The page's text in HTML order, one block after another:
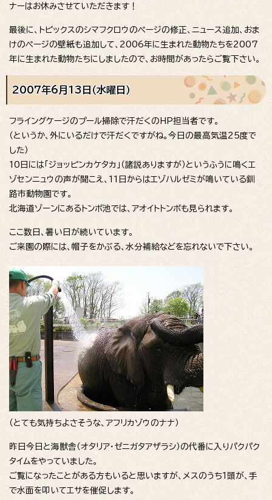
ナーはお休みさせていただきます！
最後に、トピックスのシマフクロウのページの修正、ニュース追加、おま
けのページの壁紙も追加して、2006年に生まれた動物たちを2007
年に生まれた動物たちにしましたので、お時間があったらご覧下さい。
2007年6月13日（水曜日）
フライングケージのプール掃除で汗だくのHP担当者です。
（というか、外にいるだけで汗だくですがね。今日の最高気温25度で
した）
10日には「ジョッピンカケタカ」（諸説ありますが）というふうに鳴くエ
ゾセンニュウの声が聞こえ、11日からはエゾハルゼミが鳴いている釧
路市動物園です。
北海道ゾーンにあるトンボ池では、アオイトトンボも見られます。
ここ数日、暑い日が続いています。
ご来園の際には、帽子をかぶる、水分補給などを忘れないで下さい。
（とても気持ちよさそうな、アフリカゾウのナナ）
昨日今日と海獣舎（オタリア・ゼニガタアザラシ）の代番に入りパクパク
タイムをやっていました。
ご覧になったことがある方もいると思いますが、メスのうち1頭が、手
で水面を叩いてエサを催促します。